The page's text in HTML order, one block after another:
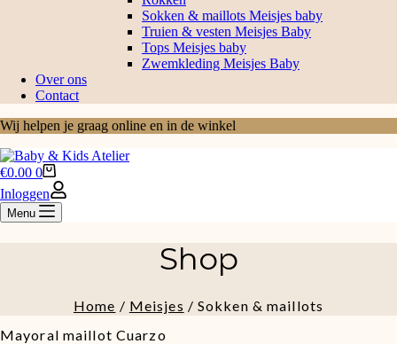
Sokken & maillots Meisjes baby
Truien & vesten Meisjes Baby
Tops Meisjes baby
Zwemkleding Meisjes Baby
Over ons
Contact
Wij helpen je graag online en in de winkel
Winkelwagen
€0.00 0
Inloggen
Menu
Shop
Home / Meisjes / Sokken & maillots
Mayoral maillot Cuarzo